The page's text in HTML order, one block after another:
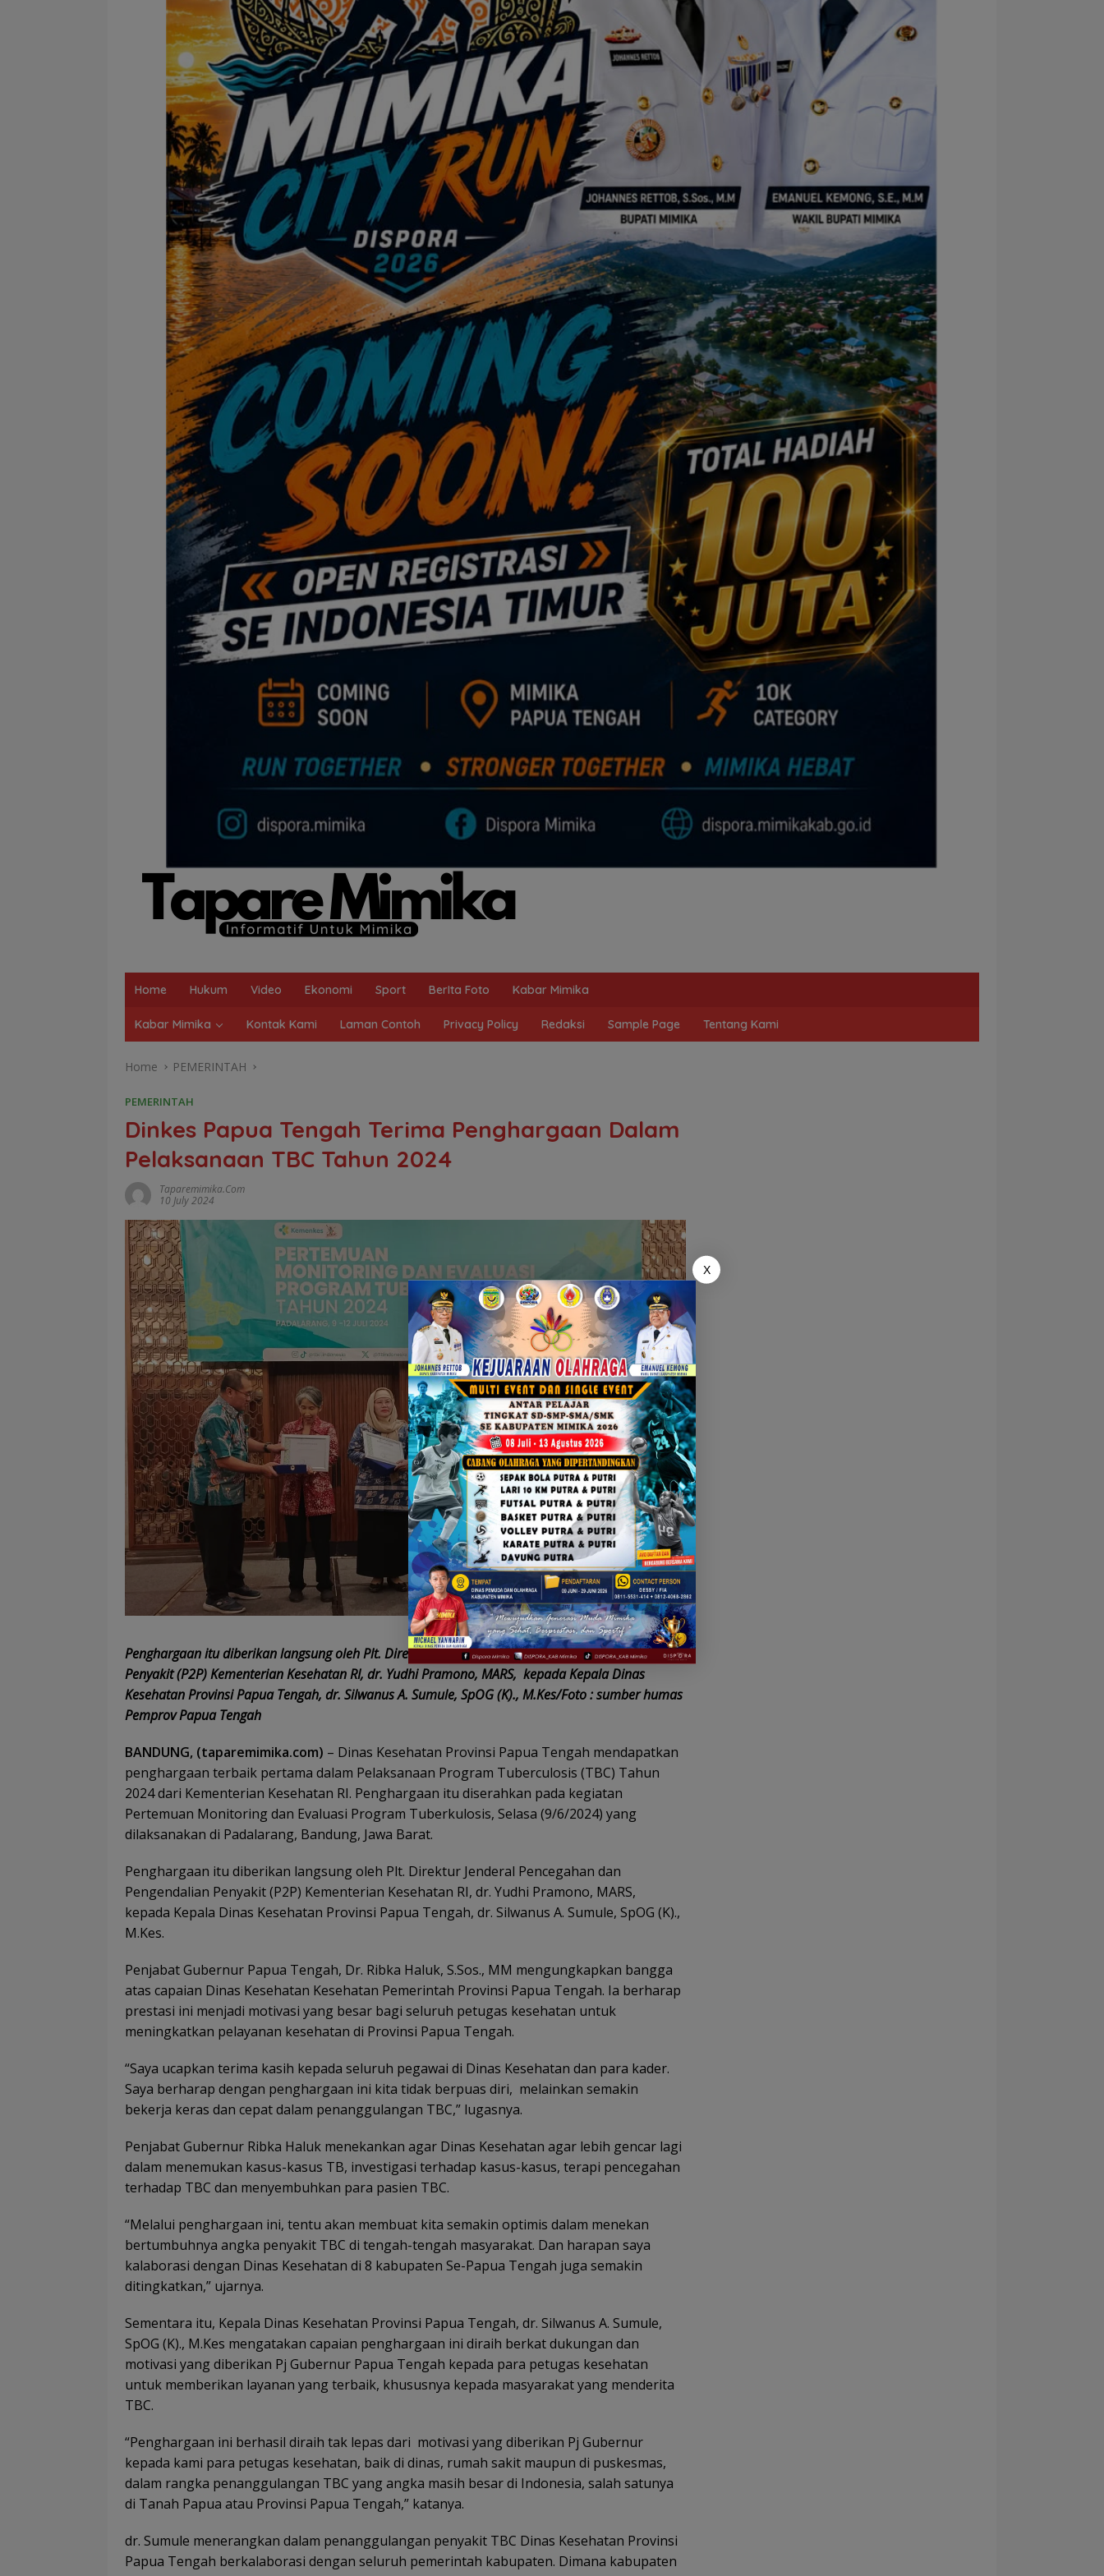
Home Hukum Video Ekonomi Sport BerIta Foto Kabar Mimika
Kabar Mimika Kontak Kami Laman Contoh Privacy Policy Redaksi Sample Page Tentang Kami
Home PEMERINTAH
PEMERINTAH
Dinkes Papua Tengah Terima Penghargaan Dalam
Pelaksanaan TBC Tahun 2024
Taparemimika.com
10 July 2024
Penghargaan itu diberikan langsung oleh Plt. Direktur Jenderal Pencegahan dan Pengendalian
Penyakit (P2P) Kementerian Kesehatan RI, dr. Yudhi Pramono, MARS, kepada Kepala Dinas
Kesehatan Provinsi Papua Tengah, dr. Silwanus A. Sumule, SpOG (K)., M.Kes/Foto : sumber humas
Pemprov Papua Tengah
BANDUNG, (taparemimika.com) – Dinas Kesehatan Provinsi Papua Tengah mendapatkan
penghargaan terbaik pertama dalam Pelaksanaan Program Tuberculosis (TBC) Tahun
2024 dari Kementerian Kesehatan RI. Penghargaan itu diserahkan pada kegiatan
Pertemuan Monitoring dan Evaluasi Program Tuberkulosis, Selasa (9/6/2024) yang
dilaksanakan di Padalarang, Bandung, Jawa Barat.
Penghargaan itu diberikan langsung oleh Plt. Direktur Jenderal Pencegahan dan
Pengendalian Penyakit (P2P) Kementerian Kesehatan RI, dr. Yudhi Pramono, MARS,
kepada Kepala Dinas Kesehatan Provinsi Papua Tengah, dr. Silwanus A. Sumule, SpOG (K).,
M.Kes.
Penjabat Gubernur Papua Tengah, Dr. Ribka Haluk, S.Sos., MM mengungkapkan bangga
atas capaian Dinas Kesehatan Kesehatan Pemerintah Provinsi Papua Tengah. Ia berharap
prestasi ini menjadi motivasi yang besar bagi seluruh petugas kesehatan untuk
meningkatkan pelayanan kesehatan di Provinsi Papua Tengah.
“Saya ucapkan terima kasih kepada seluruh pegawai di Dinas Kesehatan dan para kader.
Saya berharap dengan penghargaan ini kita tidak berpuas diri, melainkan semakin
bekerja keras dan cepat dalam penanggulangan TBC,” lugasnya.
Penjabat Gubernur Ribka Haluk menekankan agar Dinas Kesehatan agar lebih gencar lagi
dalam menemukan kasus-kasus TB, investigasi terhadap kasus-kasus, terapi pencegahan
terhadap TBC dan menyembuhkan para pasien TBC.
“Melalui penghargaan ini, tentu akan membuat kita semakin optimis dalam menekan
bertumbuhnya angka penyakit TBC di tengah-tengah masyarakat. Dan harapan saya
kalaborasi dengan Dinas Kesehatan di 8 kabupaten Se-Papua Tengah juga semakin
ditingkatkan,” ujarnya.
Sementara itu, Kepala Dinas Kesehatan Provinsi Papua Tengah, dr. Silwanus A. Sumule,
SpOG (K)., M.Kes mengatakan capaian penghargaan ini diraih berkat dukungan dan
motivasi yang diberikan Pj Gubernur Papua Tengah kepada para petugas kesehatan
untuk memberikan layanan yang terbaik, khususnya kepada masyarakat yang menderita
TBC.
“Penghargaan ini berhasil diraih tak lepas dari motivasi yang diberikan Pj Gubernur
kepada kami para petugas kesehatan, baik di dinas, rumah sakit maupun di puskesmas,
dalam rangka penanggulangan TBC yang angka masih besar di Indonesia, salah satunya
di Tanah Papua atau Provinsi Papua Tengah,” katanya.
dr. Sumule menerangkan dalam penanggulangan penyakit TBC Dinas Kesehatan Provinsi
Papua Tengah berkalaborasi dengan seluruh pemerintah kabupaten. Dimana kabupaten
X